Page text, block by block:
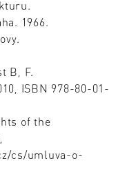
1966.
B, F.
ISBN 978-80-01-
of the
cs/umluva-o-